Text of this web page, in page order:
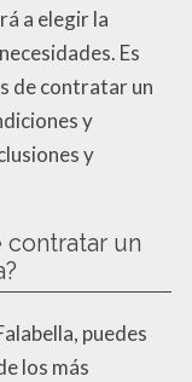
a elegir la
Es
de contratar un
y
y
un
puedes
los más